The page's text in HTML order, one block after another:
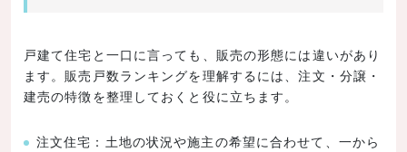
戸建て住宅と一口に言っても、販売の形態には違いがあり
ます。販売戸数ランキングを理解するには、注文・分譲・
建売の特徴を整理しておくと役に立ちます。
注文住宅：土地の状況や施主の希望に合わせて、一から